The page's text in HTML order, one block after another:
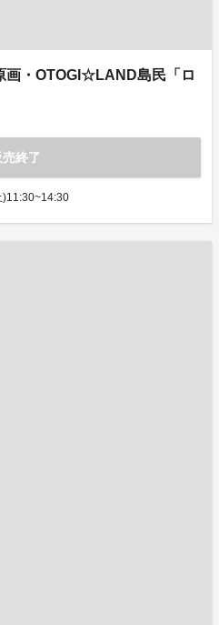
・OTOGI☆LAND島民「ロ
売終了
)11:30~14:30